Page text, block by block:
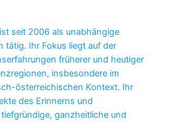
seit 2006 als unabhängige
tätig. Ihr Fokus liegt auf der
früherer und heutiger
insbesondere im
österreichischen Kontext. Ihr
des Erinnerns und
ganzheitliche und